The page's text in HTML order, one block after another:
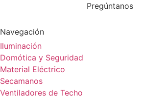
Pregúntanos
Navegación
Iluminación
Domótica y Seguridad
Material Eléctrico
Secamanos
Ventiladores de Techo